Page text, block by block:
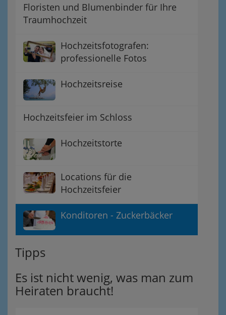
Floristen und Blumenbinder für Ihre
Traumhochzeit
Hochzeitsfotografen:
professionelle Fotos
Hochzeitsreise
Hochzeitsfeier im Schloss
Hochzeitstorte
Locations für die
Hochzeitsfeier
Konditoren - Zuckerbäcker
Tipps
Es ist nicht wenig, was man zum
Heiraten braucht!